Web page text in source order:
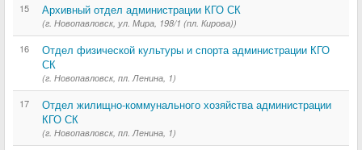
15 Архивный отдел администрации КГО СК
(г. Новопавловск, ул. Мира, 198/1 (пл. Кирова))
16
Отдел физической культуры и спорта администрации КГО
СК
(г. Новопавловск, пл. Ленина, 1)
17
Отдел жилищно-коммунального хозяйства администрации
КГО СК
(г. Новопавловск, пл. Ленина, 1)